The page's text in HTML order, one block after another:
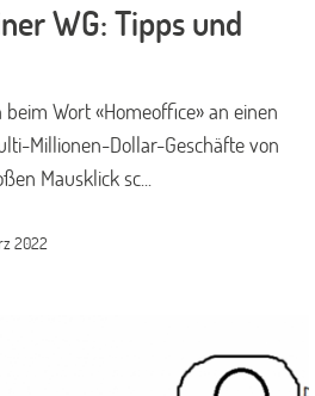
WG: Tipps und
Wort «Homeoffice» an einen
Millionen-Dollar-Geschäfte von
Mausklick sc...
2022